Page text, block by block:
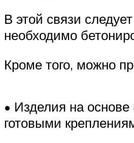
В этой связи
необходимо
Кроме того, можно
• Изделия на
готовыми